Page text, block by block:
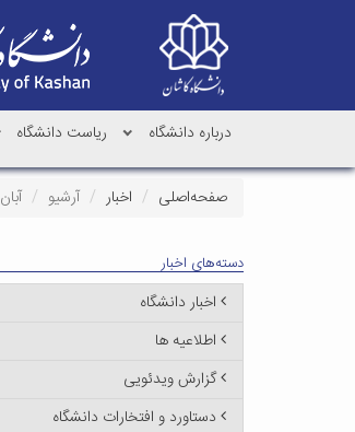
درباره دانشگاه ریاست دانشگاه
صفحه‌اصلی اخبار آرشیو آبان ۱۴۰۰
دسته‌های اخبار
اخبار دانشگاه
اطلاعیه ها
گزارش ویدئویی
دستاورد و افتخارات دانشگاه